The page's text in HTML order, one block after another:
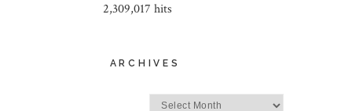
2,309,017 hits
ARCHIVES